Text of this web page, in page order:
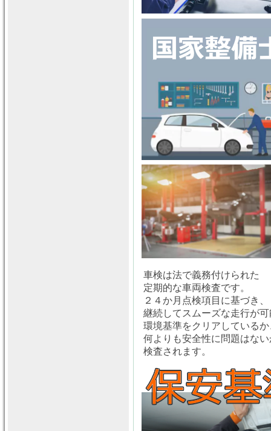
車検は法で義務付けられた
定期的な車両検査です。
２４か月点検項目に基づき、
継続してスムーズな走行が可
環境基準をクリアしているか
何よりも安全性に問題はない
検査されます。